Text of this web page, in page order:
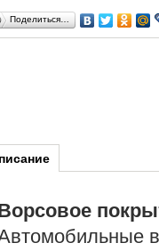
Поделиться…